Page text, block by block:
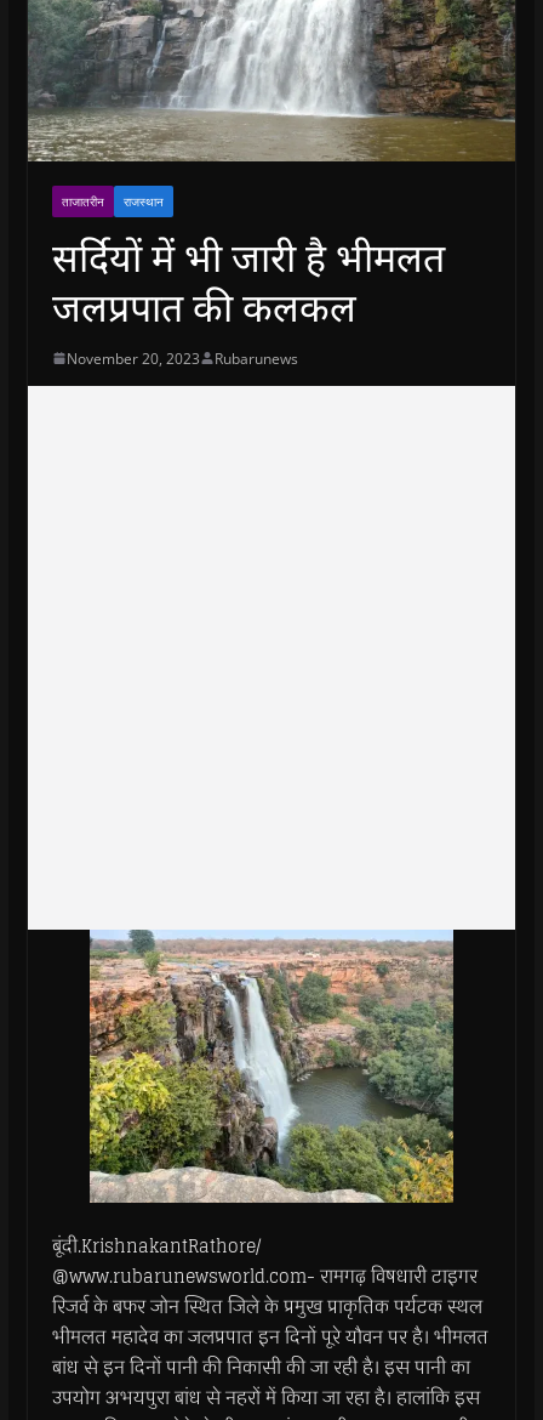
ताजातरीन राजस्थान
सर्दियों में भी जारी है भीमलत
जलप्रपात की कलकल
November 20, 2023 Rubarunews
बूंदी.KrishnakantRathore/
@www.rubarunewsworld.com- रामगढ़ विषधारी टाइगर
रिजर्व के बफर जोन स्थित जिले के प्रमुख प्राकृतिक पर्यटक स्थल
भीमलत महादेव का जलप्रपात इन दिनों पूरे यौवन पर है। भीमलत
बांध से इन दिनों पानी की निकासी की जा रही है। इस पानी का
उपयोग अभयपुरा बांध से नहरों में किया जा रहा है। हालांकि इस